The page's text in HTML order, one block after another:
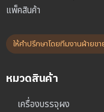
แพ็คสินค้า
ให้คำปรึกษาโดยทีมงานฝ่ายขา
หมวดสินค้า
เครื่องบรรจุผง